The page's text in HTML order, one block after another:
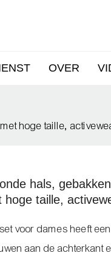
OVER
hoge taille,
hals,
hoge taille,
voor dames heeft
aan de achterkant